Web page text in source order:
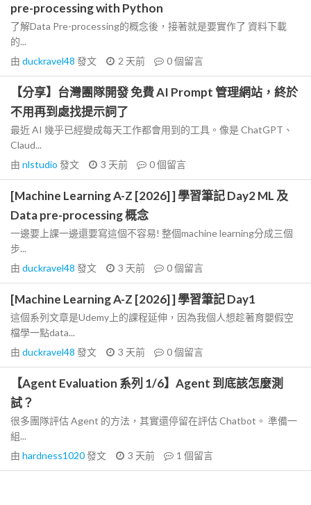
pre-processing with Python
了解Data Pre-processing的概念後，接著就是要實作了 資料下載
的...
由 duckravel48 發文 2 天前 0個留言
【分享】台灣團隊開發 免費 AI Prompt 管理網站，終於
不用再到處找提示詞了
最近 AI 幾乎已經變成每天工作都會用到的工具。像是 ChatGPT、
Claud...
由 nlstudio 發文 3 天前 0個留言
[Machine Learning A-Z [2026] ] 學習筆記 Day2 ML 及
Data pre-processing 概念
一邊要上課一邊還要寫這個不容易! 整個machine learning分成三個
步...
由 duckravel48 發文 3 天前 0個留言
[Machine Learning A-Z [2026] ] 學習筆記 Day1
這個系列文章是Udemy上的課程延伸，因為我個人想趁著育嬰假空
檔學一點data...
由 duckravel48 發文 3 天前 0個留言
【Agent Evaluation 系列 1/6】Agent 到底該怎麼測
試？
很多團隊評估 Agent 的方法，其實還停留在評估 Chatbot。 準備一
組...
由 hardness1020發文 3 天前 1 個留言